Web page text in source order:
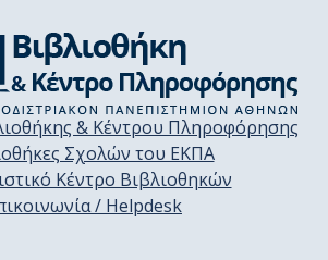
& Κέντρου Πληροφόρησης
Σχολών του ΕΚΠΑ
Κέντρο Βιβλιοθηκών
/ Helpdesk